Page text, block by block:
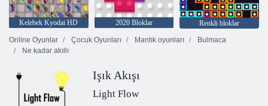
Kelebek Kyodai HD 2020 Bloklar
Renkli bloklar
Online Oyunlar
Çocuk Oyunları Mantık oyunları
Bulmaca
Ne kadar akıllı
Işık Akışı
Light Flow